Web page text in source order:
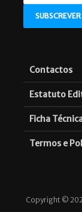
Contactos
Estatuto
Ficha
Termos e
Copyright ©